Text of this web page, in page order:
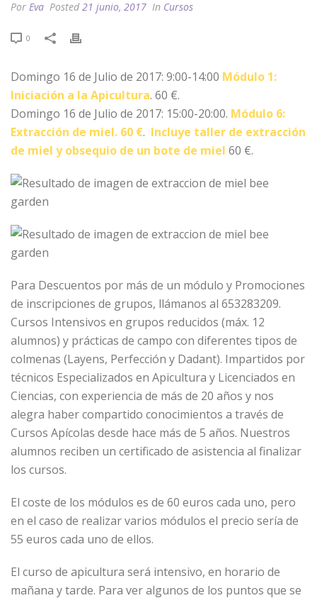
Por Eva Posted 21 junio, 2017 In Cursos
0
Domingo 16 de Julio de 2017: 9:00-14:00 Módulo 1:
Iniciación a la Apicultura. 60 €.
Domingo 16 de Julio de 2017: 15:00-20:00. Módulo 6:
Extracción de miel. 60 €. Incluye taller de extracción
de miel y obsequio de un bote de miel 60 €.
Para ‪‎Descuentos por más de un módulo y ‪‎Promociones
de inscripciones de grupos, llámanos al 653283209.
Cursos ‪‎Intensivos en grupos reducidos (máx. 12
alumnos) y prácticas de campo con diferentes tipos de
colmenas (Layens, Perfección y Dadant). Impartidos por
técnicos ‪‎Especializados en Apicultura y Licenciados en
Ciencias, con experiencia de más de 20 años y nos
alegra haber compartido conocimientos a través de
Cursos Apícolas desde hace más de 5 años. Nuestros
alumnos reciben un certificado de asistencia al finalizar
los cursos.
El coste de los módulos es de 60 euros cada uno, pero
en el caso de realizar varios módulos el precio sería de
55 euros cada uno de ellos.
El curso de apicultura será intensivo, en horario de
mañana y tarde. Para ver algunos de los puntos que se